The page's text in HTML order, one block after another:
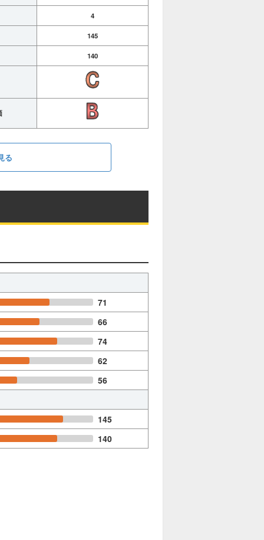
4
145
140
る
71
66
74
62
56
145
140